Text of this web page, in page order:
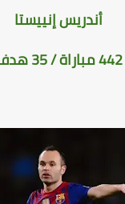
أندريس إنييستا
442 مباراة / 35 هدف